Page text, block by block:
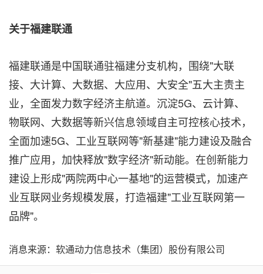
关于福建联通
福建联通是中国联通驻福建分支机构，围绕"大联
接、大计算、大数据、大应用、大安全"五大主责主
业，全面发力数字经济主航道。沉淀5G、云计算、
物联网、大数据等新兴信息领域自主可控核心技术，
全面加速5G、工业互联网等"新基建"能力建设及融合
推广应用，加快释放"数字经济"新动能。在创新能力
建设上形成"两院两中心一基地"的运营模式，加速产
业互联网业务规模发展，打造福建"工业互联网第一
品牌"。
消息来源：软通动力信息技术（集团）股份有限公司